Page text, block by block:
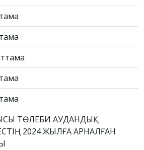
ТӨЛЕБИ АУДАНДЫҚ
2024 ЖЫЛҒА АРНАЛҒАН